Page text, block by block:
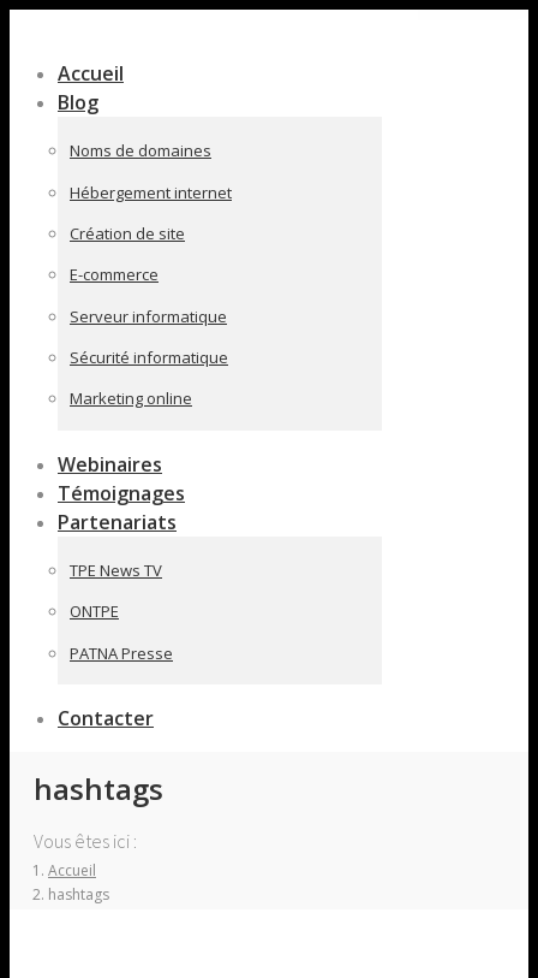
pleine
largeur
Accueil
Blog
Noms de domaines
Hébergement internet
Création de site
E-commerce
Serveur informatique
Sécurité informatique
Marketing online
Webinaires
Témoignages
Partenariats
TPE News TV
ONTPE
PATNA Presse
Contacter
hashtags
Vous êtes ici :
Accueil
hashtags